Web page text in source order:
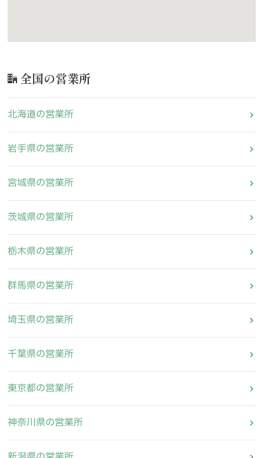
全国の営業所
北海道の営業所
岩手県の営業所
宮城県の営業所
茨城県の営業所
栃木県の営業所
群馬県の営業所
埼玉県の営業所
千葉県の営業所
東京都の営業所
神奈川県の営業所